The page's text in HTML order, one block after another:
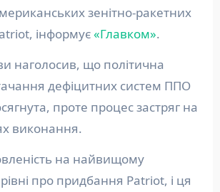
зенітно-ракетних
інформує«Главком».
наголосив, що політична
дефіцитних систем ППО
проте процес застряг на
виконання.
на найвищому
про придбання Patriot, і ця